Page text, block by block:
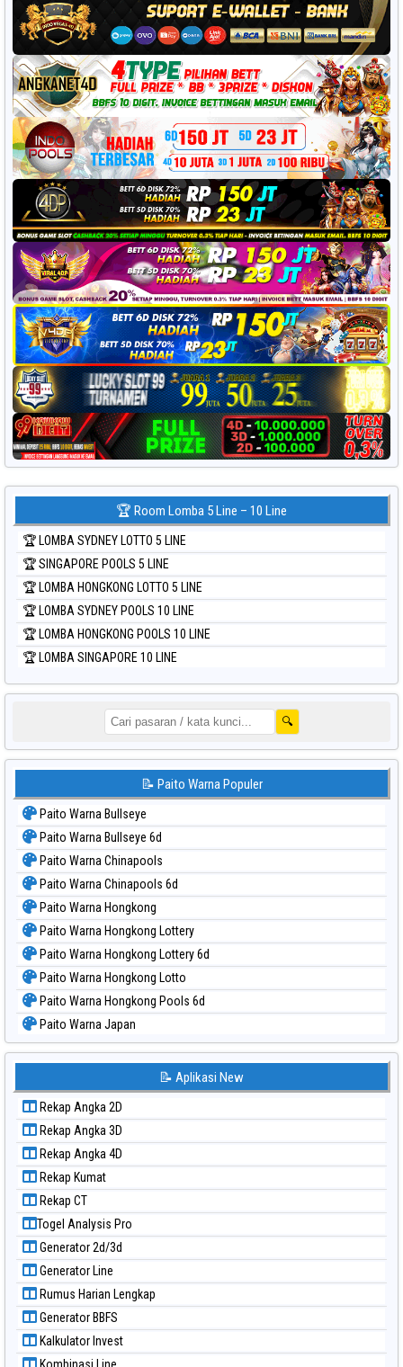
🏆 Room Lomba 5 Line – 10 Line
🏆 LOMBA SYDNEY LOTTO 5 LINE
🏆 SINGAPORE POOLS 5 LINE
🏆 LOMBA HONGKONG LOTTO 5 LINE
🏆 LOMBA SYDNEY POOLS 10 LINE
🏆 LOMBA HONGKONG POOLS 10 LINE
🏆 LOMBA SINGAPORE 10 LINE
🔍
📝 Paito Warna Populer
Paito Warna Bullseye
Paito Warna Bullseye 6d
Paito Warna Chinapools
Paito Warna Chinapools 6d
Paito Warna Hongkong
Paito Warna Hongkong Lottery
Paito Warna Hongkong Lottery 6d
Paito Warna Hongkong Lotto
Paito Warna Hongkong Pools 6d
Paito Warna Japan
Paito Warna Japan 6d
Paito Warna Kuda Lari
Paito Warna Magnum Cambodia
Paito Warna Nagoya
Paito Warna New York Midday
Paito Warna North Carolina Day
Paito Warna Pcso
Paito Warna Pennsylvania Day
Paito Warna Sao Paulo
Paito Warna Singapore
Paito Warna Sydney
Paito Warna Sydney Lottery
Paito Warna Sydney Lottery 6d
📝 Aplikasi New
Rekap Angka 2D
Rekap Angka 3D
Rekap Angka 4D
Rekap Kumat
Rekap CT
Togel Analysis Pro
Generator 2d/3d
Generator Line
Rumus Harian Lengkap
Generator BBFS
Kalkulator Invest